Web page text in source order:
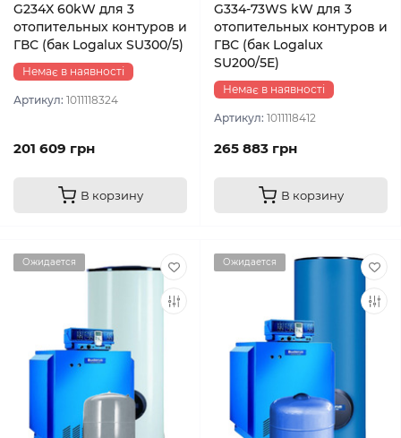
G234X 60kW для 3
отопительных контуров и
ГВС (бак Logalux SU300/5)
Немає в наявності
Артикул: 1011118324
201 609 грн
В корзину
G334-73WS kW для 3
отопительных контуров и
ГВС (бак Logalux
SU200/5E)
Немає в наявності
Артикул: 1011118412
265 883 грн
В корзину
Ожидается Ожидается